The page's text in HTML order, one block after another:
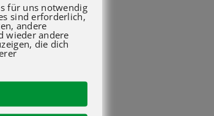
für uns notwendig
sind erforderlich,
andere
wieder andere
die dich